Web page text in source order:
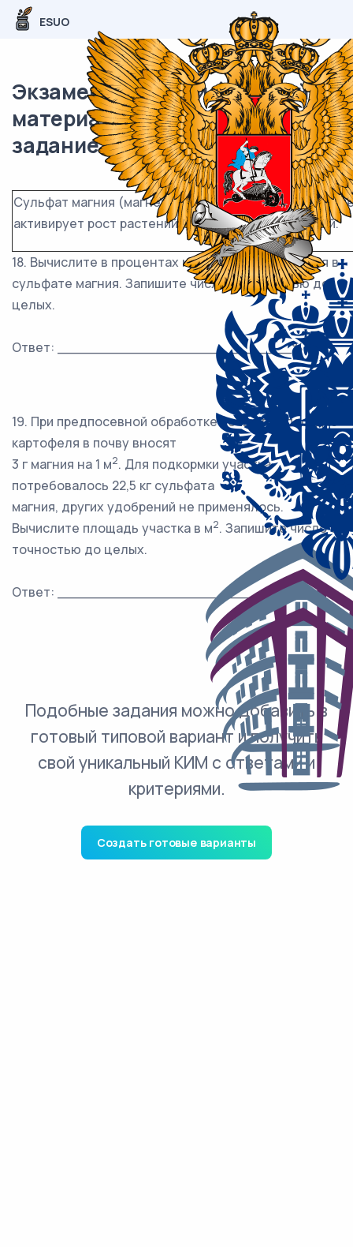
ESUO
Экзаменационный (типовой)
материал ОГЭ / Химия / 18-19
задание (24) / 47
Сульфат магния (магнезия) – химическое
активирует рост растений и защиту их от болезней.
18. Вычислите в процентах массовую долю магния в
сульфате магния. Запишите число с точностью до
целых.
Ответ: ___________________________% .
19. При предпосевной обработке почвы при посадке
картофеля в почву вносят
3 г магния на 1 м2. Для подкормки участка
потребовалось 22,5 кг сульфата
магния, других удобрений не применялось.
Вычислите площадь участка в м2. Запишите число с
точностью до целых.
Ответ: ___________________________м
Подобные задания можно добавить в
готовый типовой вариант и получить
свой уникальный КИМ с ответами и
критериями.
Создать готовые варианты